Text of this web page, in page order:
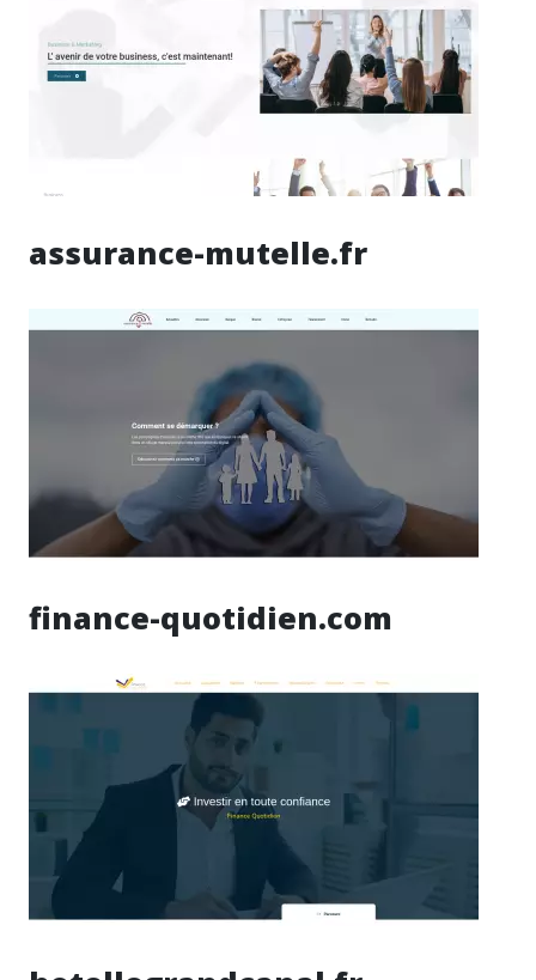
assurance-mutelle.fr
finance-quotidien.com